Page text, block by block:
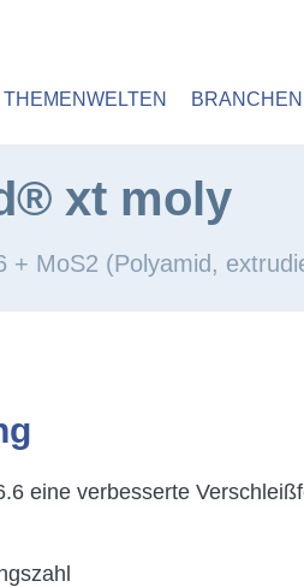
THEMENWELTEN BRANCHEN
xt moly
+ MoS2 (Polyamid,
eine verbesserte